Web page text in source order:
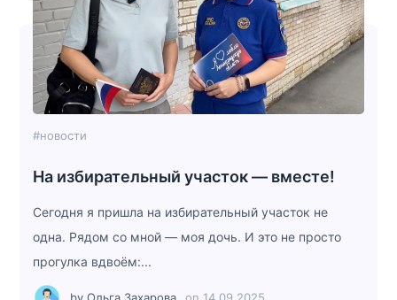
#новости
На избирательный участок — вместе!
Сегодня я пришла на избирательный участок не
одна. Рядом со мной — моя дочь. И это не просто
прогулка вдвоём:...